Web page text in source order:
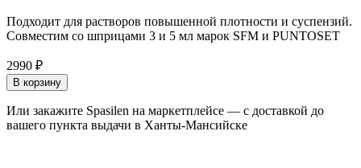
Подходит для растворов повышенной плотности и суспензий.
Совместим со шприцами 3 и 5 мл марок SFM и PUNTOSET
2990 ₽
В корзину
Или закажите Spasilen на маркетплейсе — с доставкой до
вашего пункта выдачи в Ханты-Мансийске